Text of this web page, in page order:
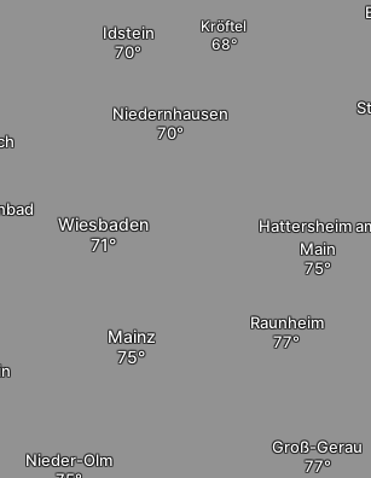
Hattersheim
Main
Mainz
Nieder-Olm
Groß-Gerau
Raunheim
Kröftel
Niedernhausen
Idstein
Wiesbaden